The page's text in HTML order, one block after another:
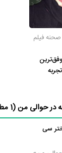
فیلم
در حوالی من(1 مطلب)
سی